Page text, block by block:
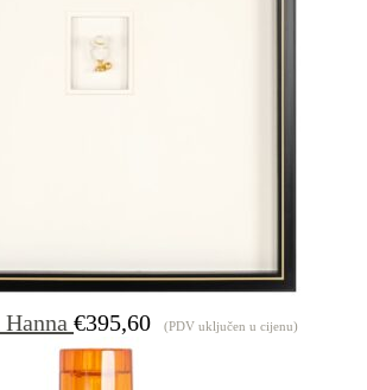
€395,60 (PDV uključen u cijenu)